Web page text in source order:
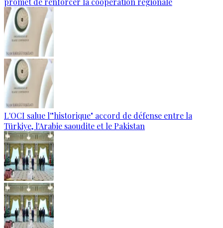
L'OCI salue l'"historique" accord de défense entre la
Türkiye, l'Arabie saoudite et le Pakistan